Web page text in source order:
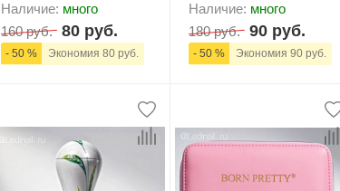
Наличие: много
160 руб.
80 руб.
- 50 % Экономия 80 руб.
В корзину
Наличие: много
180 руб.
90 руб.
- 50 % Экономия 90 руб.
В корзину